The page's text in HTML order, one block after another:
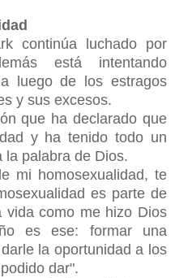
continúa luchado por
está intentando
luego de los estragos
y sus excesos.
que ha declarado que
y ha tenido todo un
la palabra de Dios.
mi homosexualidad, te
es parte de
vida como me hizo Dios
es ese: formar una
la oportunidad a los
dar".